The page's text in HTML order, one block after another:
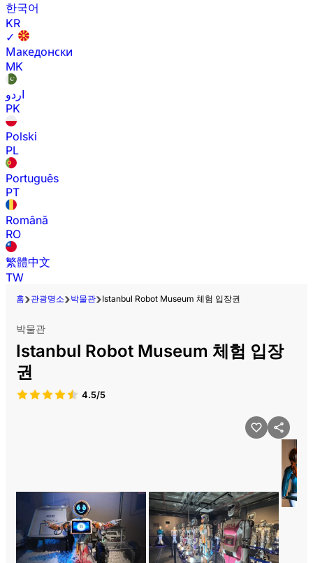
한국어
KR
✓
Македонски
MK
اردو
PK
Polski
PL
Português
PT
Română
RO
繁體中文
TW
홈 관광명소 박물관 Istanbul Robot Museum 체험 입장권
박물관
Istanbul Robot Museum 체험 입장
권
4.5/5